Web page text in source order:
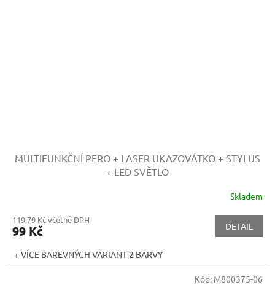
MULTIFUNKČNÍ PERO + LASER UKAZOVÁTKO + STYLUS
+ LED SVĚTLO
Skladem
119,79 Kč včetně DPH
99 Kč DETAIL
+ VÍCE BAREVNÝCH VARIANT 2 BARVY
Kód: M800375-06